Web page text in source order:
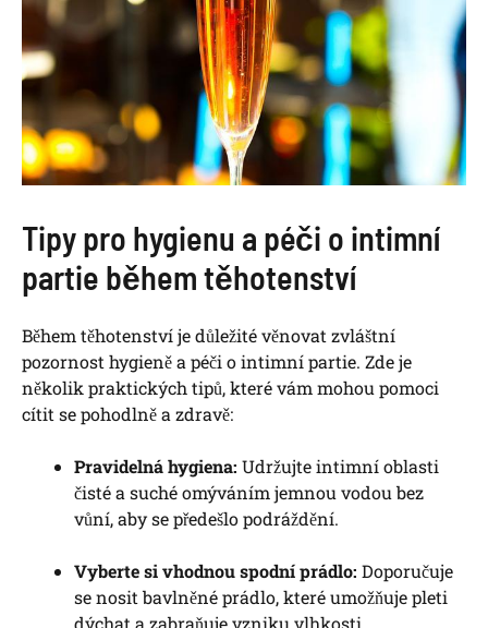
Tipy pro hygienu a péči o intimní
partie během těhotenství
Během těhotenství je důležité věnovat zvláštní
pozornost hygieně a péči o intimní partie. Zde je
několik praktických tipů, které vám mohou pomoci
cítit se pohodlně a zdravě:
Pravidelná hygiena: Udržujte intimní oblasti
čisté a suché omýváním jemnou vodou bez
vůní, aby se předešlo podráždění.
Vyberte si vhodnou spodní prádlo: Doporučuje
se nosit bavlněné prádlo, které umožňuje pleti
dýchat a zabraňuje vzniku vlhkosti.